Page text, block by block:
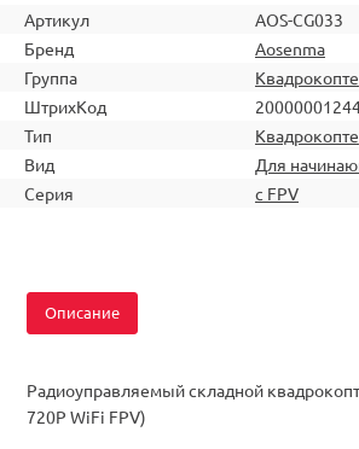
Артикул
AOS-CG033
Бренд
Aosenma
Группа
ШтрихКод
Тип
Вид
Для
Серия
с FPV
Описание
Радиоуправляемый складной
720P WiFi FPV)